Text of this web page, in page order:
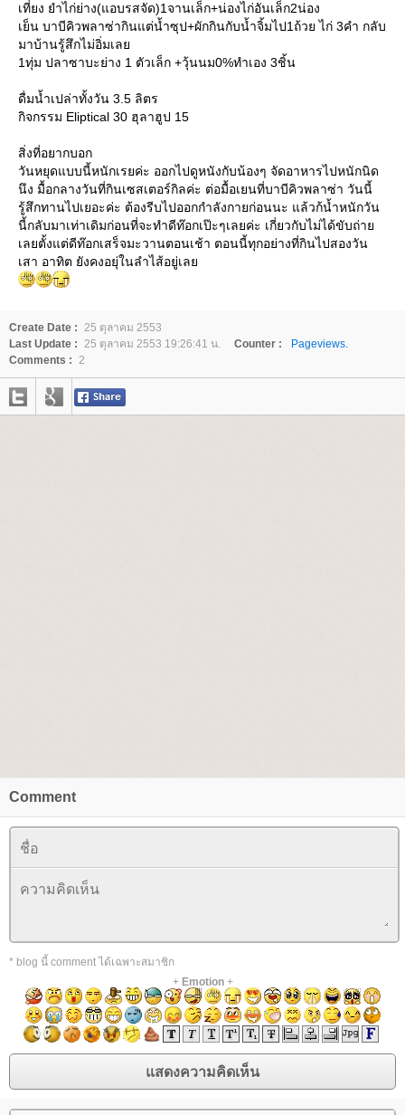
เที่ยง ยำไก่ย่าง(แอบรสจัด)1จานเล็ก+น่องไก่อันเล็ก2น่อง
เย็น บาบีคิวพลาซ่ากินแต่น้ำซุป+ผักกินกับน้ำจิ้มไป1ถ้วย ไก่ 3คำ กลับ
มาบ้านรู้สึกไม่อิ่มเล
1ทุ่ม ปลาซาบะย่าง 1 ตัวเล็ก +วุ้นนม0%ทำเอง 3ชิ้น
ดื่มน้ำเปล่าทั้งวัน 3.5 ลิตร
กิจกรรม Eliptical 30 ฮุลาฮูป 15
สิ่งที่อยากบอก
วันหยุดแบบนี้หนักเรยค่ะ ออกไปดูหนังกับน้องๆ จัดอาหารไปหนักนิด
นึง มื้อกลางวันที่กินเซสเตอร์กิลค่ะ ต่อมื้อเยนที่บาบีคิวพลาซ่า วันนี้
รู้สึกทานไปเยอะค่ะ ต้องรีบไปออกกำลังกายก่อนนะ แล้วก้น้ำหนักวัน
นี้กลับมาเท่าเดิมก่อนที่จะทำดีท๊อกเป๊ะๆเลยค่ะ เกี่ยวกับไม่ได้ขับถ่า
เลยตั้งแต่ดีท๊อกเสร็จมะวานตอนเช้า ตอนนี้ทุกอย่างที่กินไปสองวัน
เสา อาทิต ยังคงอยุ่ในลำไส้อยู่เล
Create Date : 25 ตุลาคม 2553
Last Update : 25 ตุลาคม 2553 19:26:41 น. Counter :
Pageviews.
Comments : 2
Comment
* blog นี้ comment ได้เฉพาะสมาชิก
+ Emotion+